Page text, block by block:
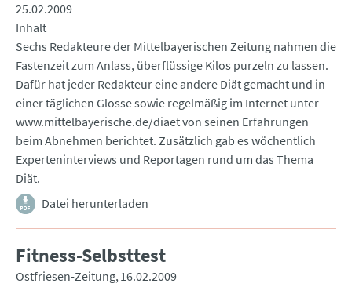
25.02.2009
Inhalt
Sechs Redakteure der Mittelbayerischen Zeitung nahmen die
Fastenzeit zum Anlass, überflüssige Kilos purzeln zu lassen.
Dafür hat jeder Redakteur eine andere Diät gemacht und in
einer täglichen Glosse sowie regelmäßig im Internet unter
www.mittelbayerische.de/diaet von seinen Erfahrungen
beim Abnehmen berichtet. Zusätzlich gab es wöchentlich
Experteninterviews und Reportagen rund um das Thema
Diät.
Datei herunterladen
Fitness-Selbsttest
Ostfriesen-Zeitung 16.02.2009